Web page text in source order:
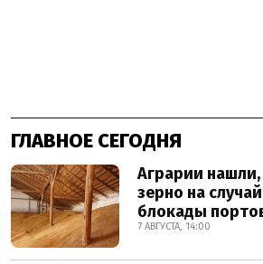
ГЛАВНОЕ СЕГОДНЯ
Аграрии нашли,
зерно на
блокады
7 АВГУСТА, 14:00